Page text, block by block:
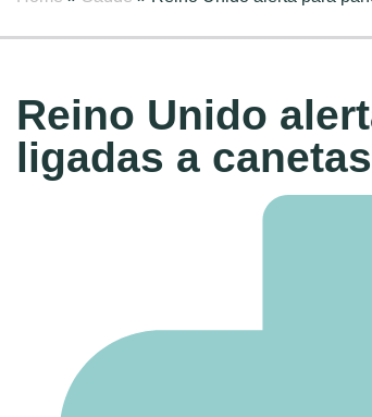
Reino Unido
ligadas a